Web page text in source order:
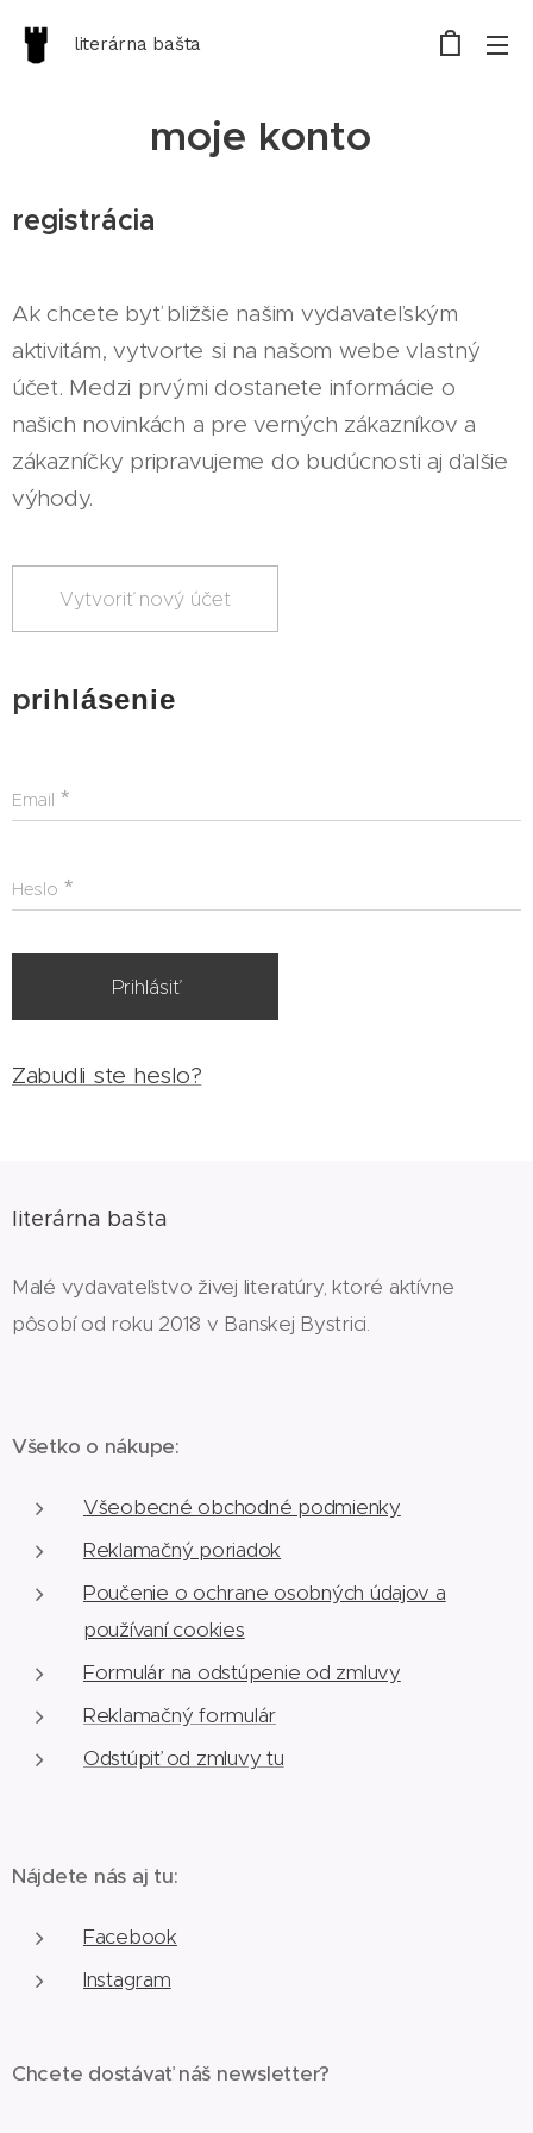
literárna bašta
moje konto
registrácia
Ak chcete byť bližšie našim vydavateľským
aktivitám, vytvorte si na našom webe vlastný
účet. Medzi prvými dostanete informácie o
našich novinkách a pre verných zákazníkov a
zákazníčky pripravujeme do budúcnosti aj ďalšie
výhody.
Vytvoriť nový účet
prihlásenie
Email
Heslo
Prihlásiť
Zabudli ste heslo?
literárna bašta
Malé vydavateľstvo živej literatúry, ktoré aktívne
pôsobí od roku 2018 v Banskej Bystrici.
Všetko o nákupe:
Všeobecné obchodné podmienky
Reklamačný poriadok
Poučenie o ochrane osobných údajov a
používaní cookies
Formulár na odstúpenie od zmluvy
Reklamačný formulár
Odstúpiť od zmluvy tu
Nájdete nás aj tu:
Facebook
Instagram
Chcete dostávať náš newsletter?